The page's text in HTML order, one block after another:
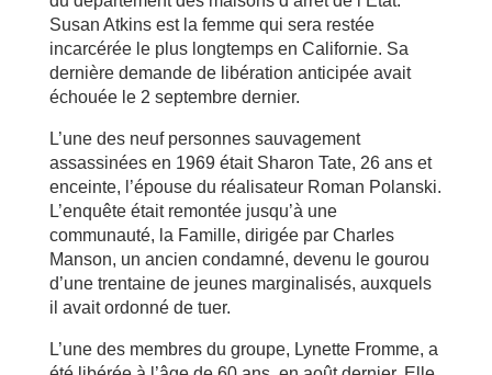
Susan Atkins est la femme qui sera restée
incarcérée le plus longtemps en Californie. Sa
dernière demande de libération anticipée avait
échouée le 2 septembre dernier.
L’une des neuf personnes sauvagement
assassinées en 1969 était Sharon Tate, 26 ans et
enceinte, l’épouse du réalisateur Roman Polanski.
L’enquête était remontée jusqu’à une
communauté, la Famille, dirigée par Charles
Manson, un ancien condamné, devenu le gourou
d’une trentaine de jeunes marginalisés, auxquels
il avait ordonné de tuer.
L’une des membres du groupe, Lynette Fromme, a